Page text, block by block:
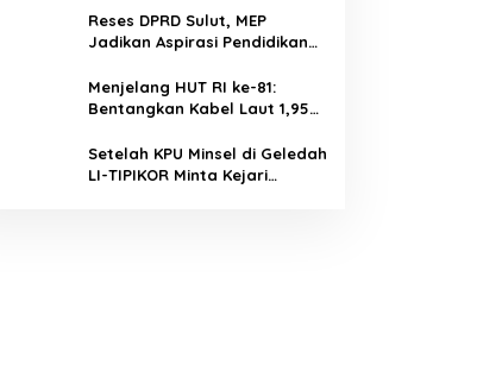
Menimbang Stabilitas Fiskal
dan Masa Depan Bank
Reses DPRD Sulut, MEP
Jadikan Aspirasi Pendidikan
Menjelang HUT RI ke-81:
Bentangkan Kabel Laut 1,95
Perdana di Pulau Dudepo dan
Tuntaskan 100 Persen Rasio
Setelah KPU Minsel di Geledah
LI-TIPIKOR Minta Kejari